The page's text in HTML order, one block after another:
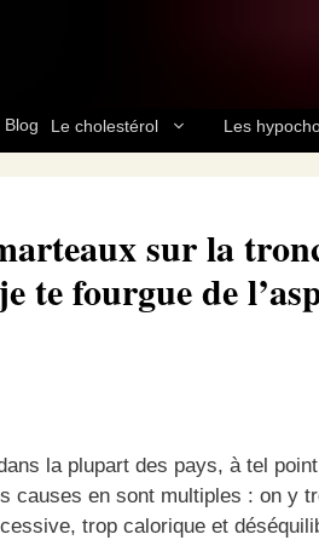
Blog Le cholestérol Les
sur la
te fourgue de
la plupart des pays, à tel
causes en sont multiples : on y
trop calorique et